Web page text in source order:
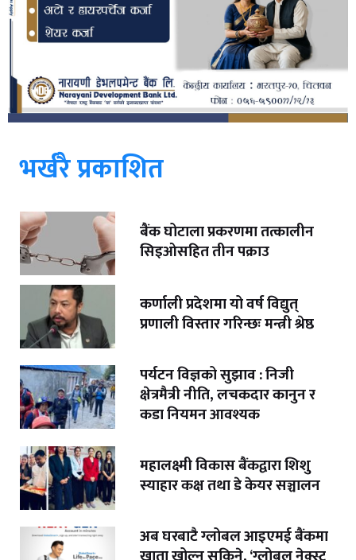
भर्खरै प्रकाशित
बैंक घोटाला प्रकरणमा तत्कालीन
सिइओसहित तीन पक्राउ
कर्णाली प्रदेशमा यो वर्ष विद्युत्
प्रणाली विस्तार गरिन्छः मन्त्री श्रेष्ठ
पर्यटन विज्ञको सुझाव : निजी
क्षेत्रमैत्री नीति, लचकदार कानुन र
कडा नियमन आवश्यक
महालक्ष्मी विकास बैंकद्वारा शिशु
स्याहार कक्ष तथा डे केयर सञ्चालन
अब घरबाटै ग्लोबल आइएमई बैंकमा